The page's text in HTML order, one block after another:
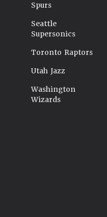
Spurs
Seattle
Supersonics
Toronto Raptors
Utah Jazz
Washington
Wizards